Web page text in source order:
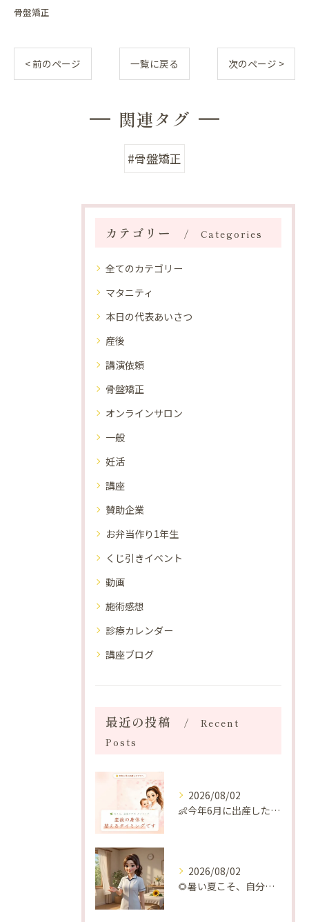
骨盤矯正
< 前のページ 一覧に戻る 次のページ >
関連タグ
#骨盤矯正
カテゴリー Categories
全てのカテゴリー
マタニティ
本日の代表あいさつ
産後
講演依頼
骨盤矯正
オンラインサロン
一般
妊活
講座
賛助企業
お弁当作り1年生
くじ引きイベント
動画
施術感想
診療カレンダー
講座ブログ
最近の投稿
Recent
Posts
2026/08/02
👶今年6月に出産したママへ♡
2026/08/02
🌻暑い夏こそ、自分の身体を整える時間を♡